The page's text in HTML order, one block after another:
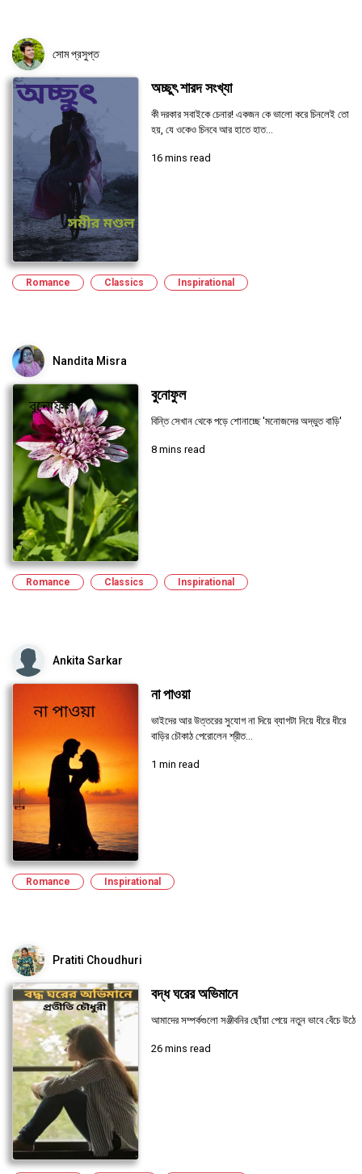
সোম প্রসুপ্ত
অচ্ছুৎ শারদ সংখ্যা
কী দরকার সবাইকে চেনার! একজন কে ভালো করে চিনলেই তো
হয়, যে ওকেও চিনবে আর হাতে হাত...
16 mins read
Romance Classics Inspirational
Nandita Misra
বুনোফুল
বিন্তি সেখান থেকে পড়ে শোনাচ্ছে 'মনোজদের অদ্ভুত বাড়ি'
8 mins read
Romance Classics Inspirational
Ankita Sarkar
না পাওয়া
ভাইদের আর উত্তরের সুযোগ না দিয়ে ব্যাগটা নিয়ে ধীরে ধীরে
বাড়ির চৌকাঠ পেরোলেন শ্রীত...
1 min read
Romance Inspirational
Pratiti Choudhuri
বদ্ধ ঘরের অভিমানে
আমাদের সম্পর্কগুলো সঞ্জীবনির ছোঁয়া পেয়ে নতুন ভাবে বেঁচে উঠে
26 mins read